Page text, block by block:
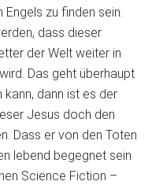
Engels zu finden sein.
dass dieser
der Welt weiter in
Das geht überhaupt
kann, dann ist es der
Jesus doch den
Dass er von den Toten
lebend begegnet sein
Science Fiction –